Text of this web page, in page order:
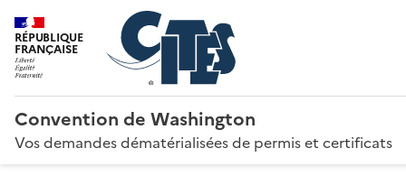
RÉPUBLIQUE
FRANÇAISE
Convention de Washington
Vos demandes dématérialisées de permis et certificats